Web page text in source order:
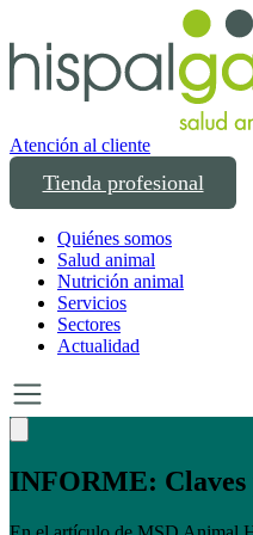
Atención al cliente
Tienda profesional
Quiénes somos
Salud animal
Nutrición animal
Servicios
Sectores
Actualidad
Un año